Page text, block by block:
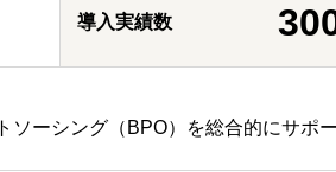
導入実績数
ソーシング（BPO）を総合的にサポ